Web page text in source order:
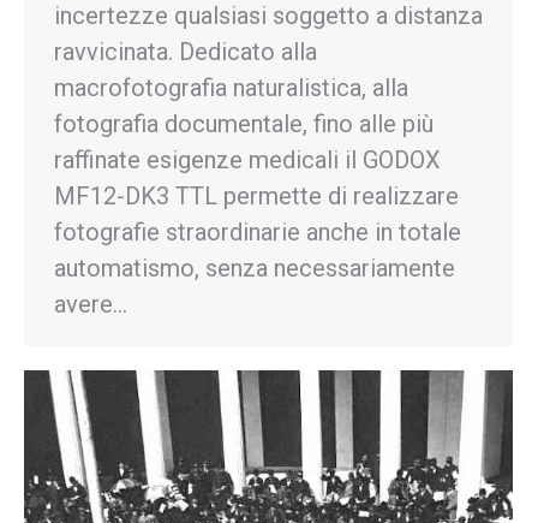
incertezze qualsiasi soggetto a distanza
ravvicinata. Dedicato alla
macrofotografia naturalistica, alla
fotografia documentale, fino alle più
raffinate esigenze medicali il GODOX
MF12-DK3 TTL permette di realizzare
fotografie straordinarie anche in totale
automatismo, senza necessariamente
avere…